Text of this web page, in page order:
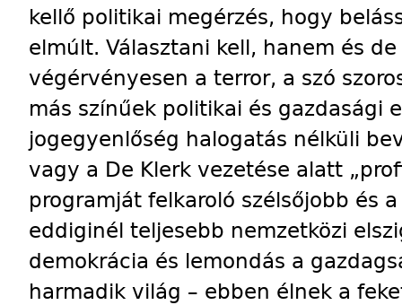
kellő politikai megérzés, hogy
elmúlt. Választani kell, hanem és
végérvényesen a terror, a szó
más színűek politikai és gazdasági
jogegyenlőség halogatás nélküli
vagy a De Klerk vezetése alatt
programját felkaroló szélsőjobb és
eddiginél teljesebb nemzetközi
demokrácia és lemondás a
harmadik világ – ebben élnek a